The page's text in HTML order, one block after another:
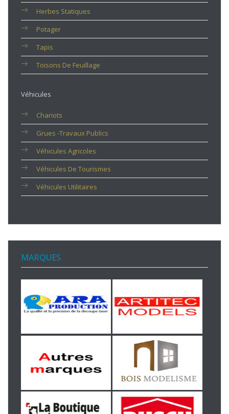
Herbes Statiques
Potager
Tapis
Toisons De Feuillage
Véhicules
Chariots
Grues -travaux Publics
Véhicules Agricoles
Véhicules De Tourismes
Véhicules Utilitaires
MARQUES